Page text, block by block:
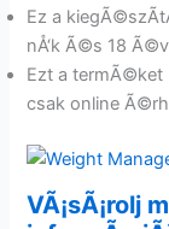
Ez a
nÅ‘k Ã©s 18
Ezt a termÃ©ket
csak online
VÃ¡sÃ¡rolj